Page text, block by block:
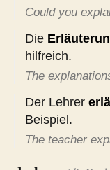
Could you
Die
hilfreich.
The
Der Lehrer
Beispiel.
The teacher